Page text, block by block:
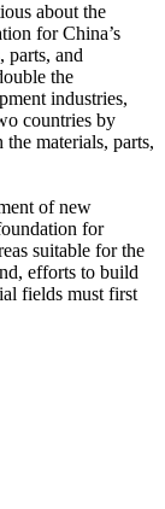
about the
for China’s
parts, and
the
industries,
countries by
materials, parts,
of new
for
suitable for the
efforts to build
fields must first